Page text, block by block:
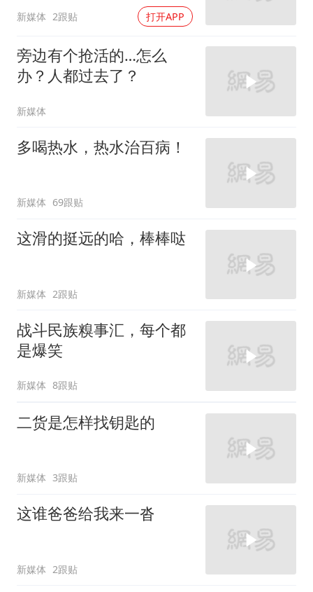
新媒体 2跟贴 打开APP
旁边有个抢活的…怎么
办？人都过去了？
新媒体
多喝热水，热水治百病！
新媒体 69跟贴
这滑的挺远的哈，棒棒哒
新媒体 2跟贴
战斗民族糗事汇，每个都
是爆笑
新媒体 8跟贴
二货是怎样找钥匙的
新媒体 3跟贴
这谁爸爸给我来一沓
新媒体 2跟贴